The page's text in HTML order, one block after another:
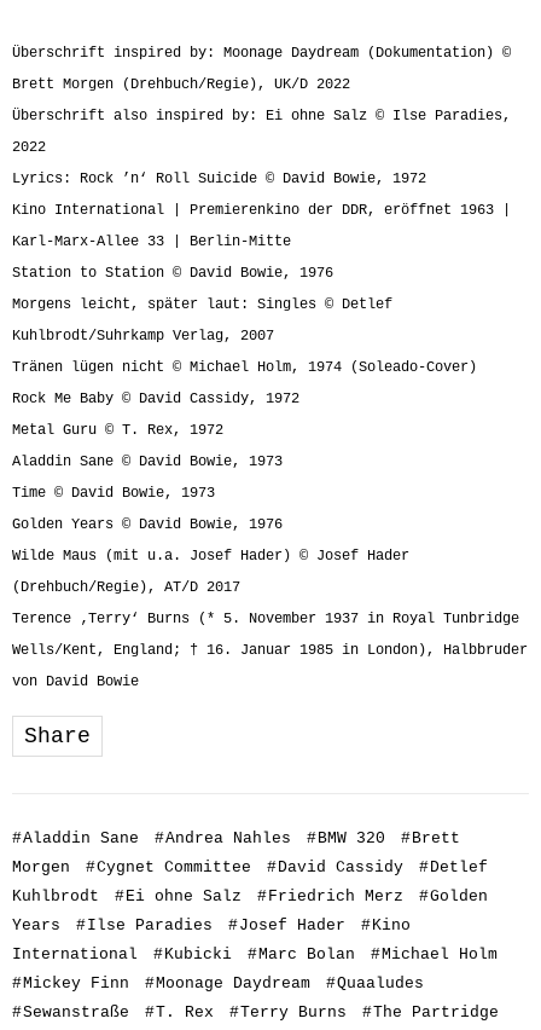
Überschrift inspired by: Moonage Daydream (Dokumentation) ©
Brett Morgen (Drehbuch/Regie), UK/D 2022
Überschrift also inspired by: Ei ohne Salz © Ilse Paradies,
2022
Lyrics: Rock ’n‘ Roll Suicide © David Bowie, 1972
Kino International | Premierenkino der DDR, eröffnet 1963 |
Karl-Marx-Allee 33 | Berlin-Mitte
Station to Station © David Bowie, 1976
Morgens leicht, später laut: Singles © Detlef
Kuhlbrodt/Suhrkamp Verlag, 2007
Tränen lügen nicht © Michael Holm, 1974 (Soleado-Cover)
Rock Me Baby © David Cassidy, 1972
Metal Guru © T. Rex, 1972
Aladdin Sane © David Bowie, 1973
Time © David Bowie, 1973
Golden Years © David Bowie, 1976
Wilde Maus (mit u.a. Josef Hader) © Josef Hader
(Drehbuch/Regie), AT/D 2017
Terence ‚Terry‘ Burns (* 5. November 1937 in Royal Tunbridge
Wells/Kent, England; † 16. Januar 1985 in London), Halbbruder
von David Bowie
Share
#Aladdin Sane #Andrea Nahles #BMW 320 #Brett
Morgen
#Cygnet Committee #David Cassidy #Detlef
Kuhlbrodt
#Ei ohne Salz #Friedrich Merz #Golden
Years
#Ilse Paradies #Josef Hader #Kino
International
#Kubicki #Marc Bolan #Michael Holm
#Mickey Finn #Moonage Daydream #Quaaludes
#Sewanstraße #T. Rex #Terry Burns #The Partridge